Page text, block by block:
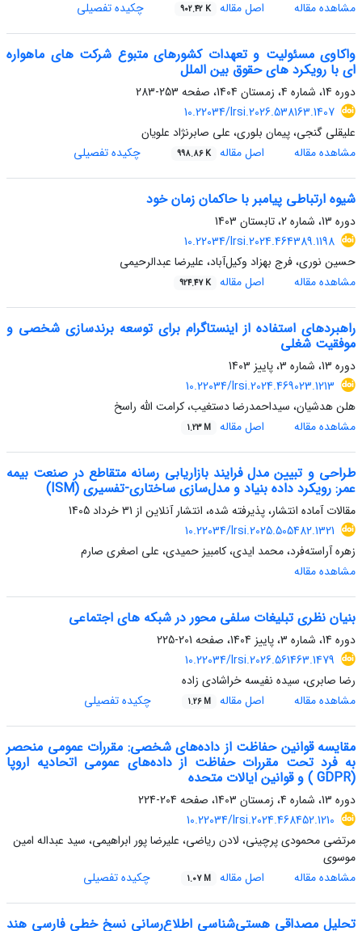
مشاهده مقاله اصل مقاله 902.42 K چکیده تفصیلی
واکاوی مسئولیت و تعهدات کشورهای متبوع شرکت های ماهواره
ای با رویکرد های حقوق بین الملل
دوره 14، شماره 4، زمستان 1404، صفحه
253-283
10.22034/lrsi.2026.538163.1407
علیقلی گنجی، پیمان بلوری، علی صابرنژاد علویان
مشاهده مقاله
اصل مقاله 998.86 K چکیده تفصیلی
شیوه ارتباطی پیامبر با حاکمان زمان خود
دوره 13، شماره 2، تابستان 1403
10.22034/lrsi.2024.464389.1198
حسین نوری، فرج بهزاد وکیل‌آباد، علیرضا عبدالرحیمی
مشاهده مقاله
اصل مقاله 924.47 K
راهبردهای استفاده از اینستاگرام برای توسعه برندسازی شخصی و
موفقیت شغلی
دوره 13، شماره 3، پاییز 1403
10.22034/lrsi.2024.469023.1213
هلن هدشیان، سیداحمدرضا دستغیب، کرامت الله راسخ
مشاهده مقاله
اصل مقاله 1.23 M
طراحی و تبیین مدل فرایند بازاریابی رسانه متقاطع در صنعت بیمه
عمر: رویکرد داده بنیاد و مدل‌سازی ساختاری-تفسیری (ISM)
مقالات آماده انتشار، پذیرفته شده، انتشار آنلاین از 31 خرداد 1405
10.22034/lrsi.2025.505482.1321
زهره آراسته‌فرد، محمد ایدی، کامبیز حمیدی، علی اصغری صارم
مشاهده مقاله
بنیان نظری تبلیغات سلفی محور در شبکه های اجتماعی
دوره 14، شماره 3، پاییز 1404، صفحه
201-225
10.22034/lrsi.2026.561463.1479
رضا صابری، سیده نفیسه خراشادی زاده
مشاهده مقاله
اصل مقاله 1.26 M چکیده تفصیلی
مقایسه قوانین حفاظت از داده‌های شخصی: مقررات عمومی منحصر
به فرد تحت مقررات حفاظت از داده‌های عمومی اتحادیه اروپا
(GDPR ) و قوانین ایالات متحده
دوره 13، شماره 4، زمستان 1403، صفحه
204-224
10.22034/lrsi.2024.468452.1210
مرتضی محمودی پرچینی، لادن ریاضی، علیرضا پور ابراهیمی، سید عبداله امین
موسوی
مشاهده مقاله
اصل مقاله 1.07 M چکیده تفصیلی
تحلیل مصداقی هستی‌شناسی اطلاع‌رسانی نسخ خطی فارسی هند